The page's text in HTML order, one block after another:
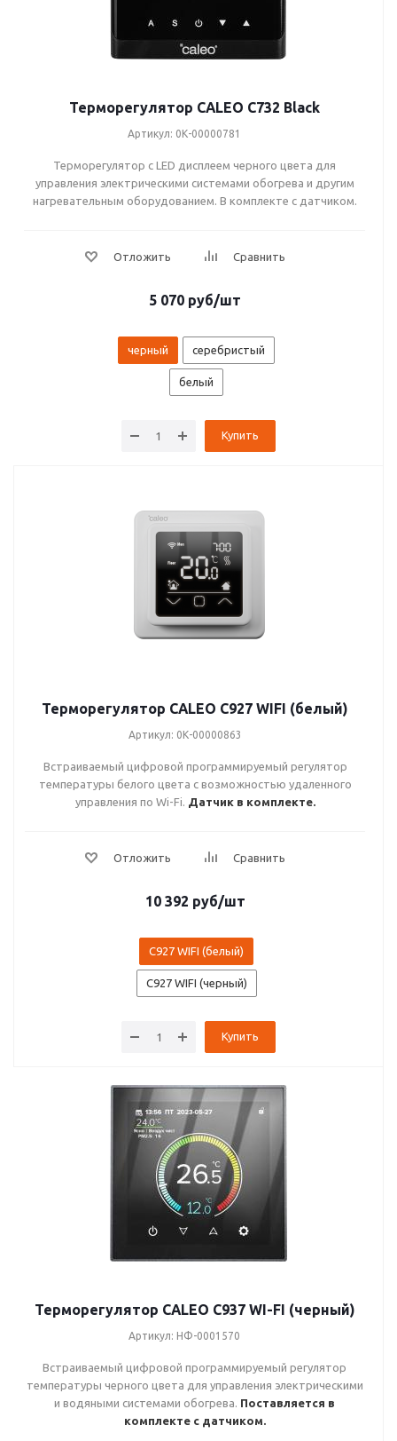
Терморегулятор CALEO C732 Black
Артикул: 0К-00000781
Терморегулятор с LED дисплеем черного цвета для
управления электрическими системами обогрева и другим
нагревательным оборудованием. В комплекте с датчиком.
5 070 руб/шт
черный серебристый
белый
Купить
Терморегулятор CALEO C927 WIFI (белый)
Артикул: 0К-00000863
Встраиваемый цифровой программируемый регулятор
температуры белого цвета с возможностью удаленного
управления по Wi-Fi. Датчик в комплекте.
10 392 руб/шт
C927 WIFI (белый)
C927 WIFI (черный)
Купить
Терморегулятор CALEO C937 WI-FI (черный)
Артикул: НФ-0001570
Встраиваемый цифровой программируемый регулятор
температуры черного цвета для управления электрическими
и водяными системами обогрева. Поставляется в
комплекте с датчиком.